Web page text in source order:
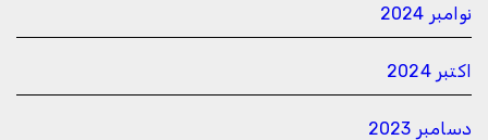
نوامبر 2024
اکتبر 2024
دسامبر 2023